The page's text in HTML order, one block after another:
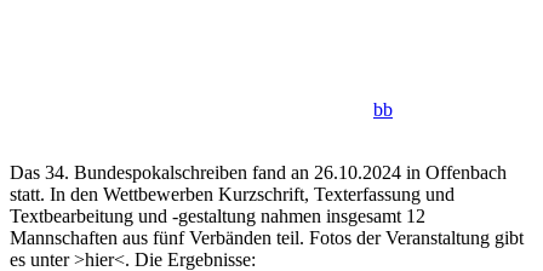
bb
Das 34. Bundespokalschreiben fand an 26.10.2024 in Offenbach
statt. In den Wettbewerben Kurzschrift, Texterfassung und
Textbearbeitung und -gestaltung nahmen insgesamt 12
Mannschaften aus fünf Verbänden teil. Fotos der Veranstaltung gibt
es unter >hier<. Die Ergebnisse: